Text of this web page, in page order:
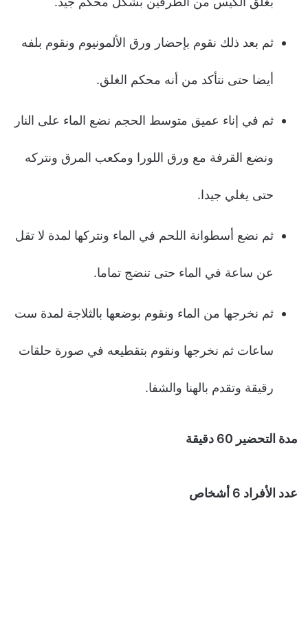
ثم بعد ذلك نقوم بإحضار ورق الألمونيوم ونقوم بلفه
أيضا حتى نتأكد من أنه محكم الغلق.
ثم في إناء عميق متوسط الحجم نضع الماء على النار
ونضع القرفة مع ورق اللورا ومكعب المرق ونتركه
حتى يغلي جيدا.
ثم نضع أسطوانة اللحم في الماء ونتركها لمدة لا تقل
عن ساعة في الماء حتى تنضج تماما.
ثم نخرجها من الماء ونقوم بوضعها بالثلاجة لمدة ست
ساعات ثم نخرجها ونقوم بتقطيعه في صورة حلقات
رقيقة وتقدم بالهنا والشفا.
مدة التحضير 60 دقيقة
عدد الأفراد 6 أشخاص